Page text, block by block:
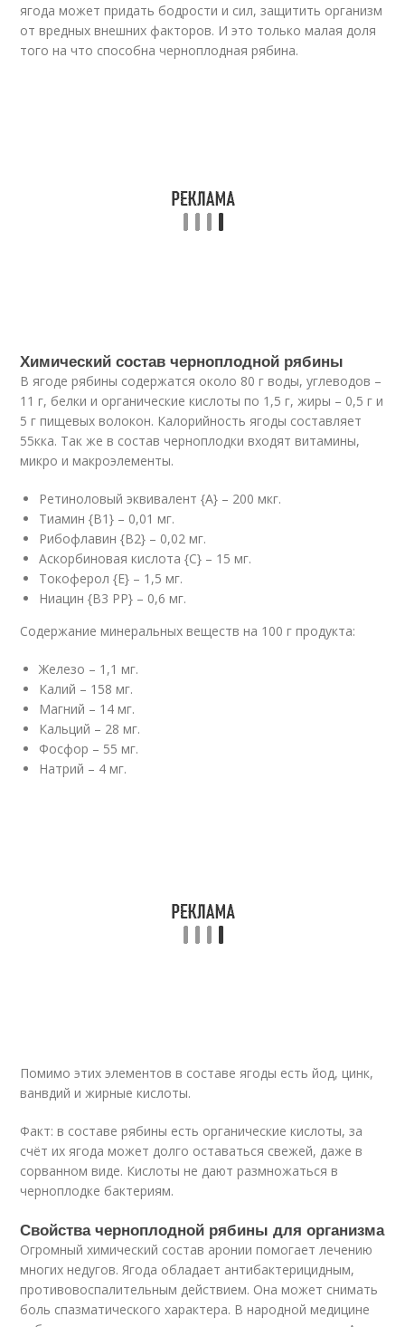
ягода может придать бодрости и сил, защитить организм
от вредных внешних факторов. И это только малая доля
того на что способна черноплодная рябина.
Химический состав черноплодной рябины
В ягоде рябины содержатся около 80 г воды, углеводов –
11 г, белки и органические кислоты по 1,5 г, жиры – 0,5 г и
5 г пищевых волокон. Калорийность ягоды составляет
55кка. Так же в состав черноплодки входят витамины,
микро и макроэлементы.
Ретиноловый эквивалент {A} – 200 мкг.
Тиамин {B1} – 0,01 мг.
Рибофлавин {B2} – 0,02 мг.
Аскорбиновая кислота {C} – 15 мг.
Токоферол {E} – 1,5 мг.
Ниацин {B3 PP} – 0,6 мг.
Содержание минеральных веществ на 100 г продукта:
Железо – 1,1 мг.
Калий – 158 мг.
Магний – 14 мг.
Кальций – 28 мг.
Фосфор – 55 мг.
Натрий – 4 мг.
Помимо этих элементов в составе ягоды есть йод, цинк,
ванвдий и жирные кислоты.
Факт: в составе рябины есть органические кислоты, за
счёт их ягода может долго оставаться свежей, даже в
сорванном виде. Кислоты не дают размножаться в
черноплодке бактериям.
Свойства черноплодной рябины для организма
Огромный химический состав аронии помогает лечению
многих недугов. Ягода обладает антибактерицидным,
противовоспалительным действием. Она может снимать
боль спазматического характера. В народной медицине